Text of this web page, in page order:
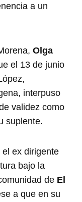
a un
Olga
el 13 de junio
interpuso
validez como
suplente.
ex dirigente
bajo la
de El
a que en su